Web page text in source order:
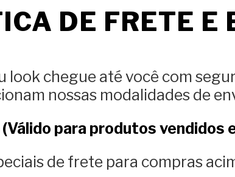
DE FRETE E
look chegue até você com
nossas modalidades de
(Válido para produtos
de frete para compras